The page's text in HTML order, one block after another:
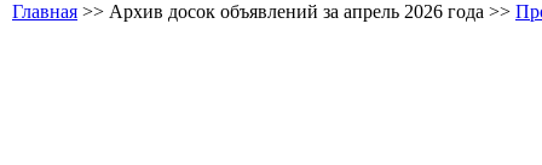
Главная >> Архив досок объявлений за апрель 2026 года >>